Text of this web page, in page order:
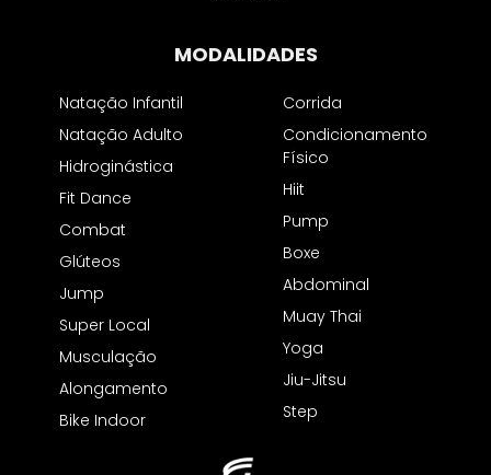
MODALIDADES
Natação Infantil
Natação Adulto
Hidroginástica
Fit Dance
Combat
Glúteos
Jump
Super Local
Musculação
Alongamento
Bike Indoor
Corrida
Condicionamento
Físico
Hiit
Pump
Boxe
Abdominal
Muay Thai
Yoga
Jiu-Jitsu
Step